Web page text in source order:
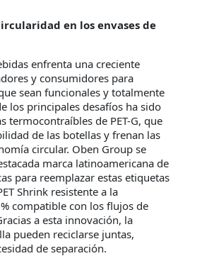
en los envases de
enfrenta una creciente
y consumidores para
sean funcionales y totalmente
los principales desafíos ha sido
termocontraíbles de PET-G, que
de las botellas y frenan las
circular. Oben Group se
marca latinoamericana de
para reemplazar estas etiquetas
Shrink resistente a la
compatible con los flujos de
a esta innovación, la
pueden reciclarse juntas,
de separación.